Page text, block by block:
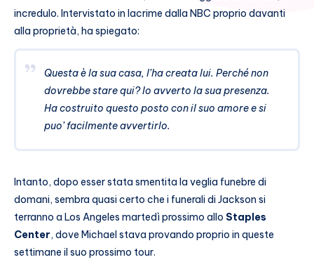
incredulo. Intervistato in lacrime dalla NBC proprio davanti
alla proprietà, ha spiegato:
Questa è la sua casa, l’ha creata lui. Perché non
dovrebbe stare qui? Io avverto la sua presenza.
Ha costruito questo posto con il suo amore e si
puo’ facilmente avvertirlo.
Intanto, dopo esser stata smentita la veglia funebre di
domani, sembra quasi certo che i funerali di Jackson si
terranno a Los Angeles martedì prossimo allo Staples
Center, dove Michael stava provando proprio in queste
settimane il suo prossimo tour.